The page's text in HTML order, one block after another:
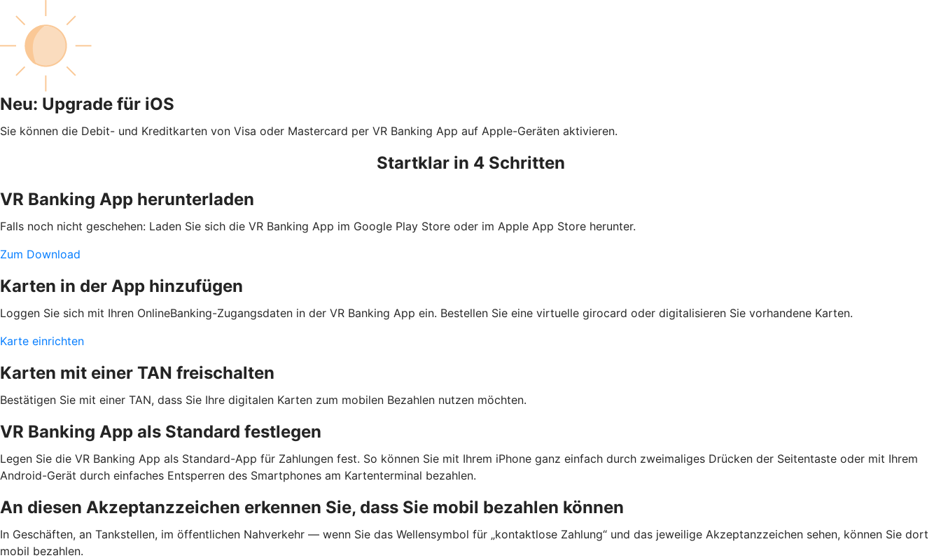
Neu: Upgrade für iOS
Sie können die Debit- und Kreditkarten von Visa oder Mastercard per VR Banking App auf Apple-Geräten aktivieren.
Startklar in 4 Schritten
VR Banking App herunterladen
Falls noch nicht geschehen: Laden Sie sich die VR Banking App im Google Play Store oder im Apple App Store herunter.
Zum Download
Karten in der App hinzufügen
Loggen Sie sich mit Ihren OnlineBanking-Zugangsdaten in der VR Banking App ein. Bestellen Sie eine virtuelle girocard oder digitalisieren Sie vorhandene Karten.
Karte einrichten
Karten mit einer TAN freischalten
Bestätigen Sie mit einer TAN, dass Sie Ihre digitalen Karten zum mobilen Bezahlen nutzen möchten.
VR Banking App als Standard festlegen
Legen Sie die VR Banking App als Standard-App für Zahlungen fest. So können Sie mit Ihrem iPhone ganz einfach durch zweimaliges Drücken der Seitentaste oder mit Ihrem
Android-Gerät durch einfaches Entsperren des Smartphones am Kartenterminal bezahlen.
An diesen Akzeptanzzeichen erkennen Sie, dass Sie mobil bezahlen können
In Geschäften, an Tankstellen, im öffentlichen Nahverkehr — wenn Sie das Wellensymbol für „kontaktlose Zahlung“ und das jeweilige Akzeptanzzeichen sehen, können Sie dort
mobil bezahlen.